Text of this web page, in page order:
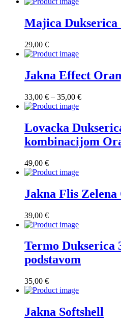
Majica Dukserica
29,00 €
Jakna Effect
33,00 € – 35,00 €Raspon
33,00 €
do
35,00 €
Lovacka
kombinacijom
49,00 €
Jakna Flis Zelena
39,00 €
Termo Dukserica
podstavom
35,00 €
Jakna Softshell